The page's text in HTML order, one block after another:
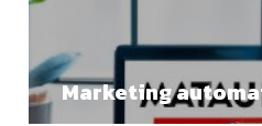
Marketing